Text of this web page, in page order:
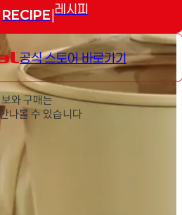
RECIPE |레시피
공식 스토어 바로가기
와 구매는
나볼 수 있습니다